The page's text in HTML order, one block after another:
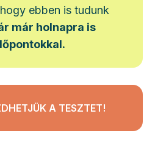
ebben is tudunk
már holnapra is
A TESZTET!